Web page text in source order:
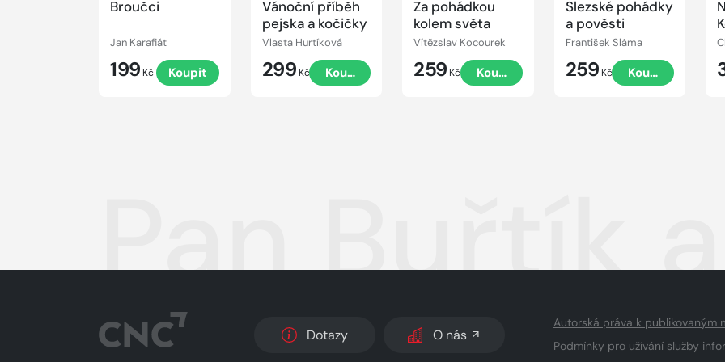
Broučci
Jan Karafiát
199 Kč Koupit
Vánoční příběh
pejska a kočičky
Vlasta Hurtíková
299 Kč Koupit
Za pohádkou
kolem světa
Vítězslav Kocourek
259 Kč Koupit
Slezské pohádky
a pověsti
František Sláma
259 Kč Koupit
Pan Buřtík
Dotazy O nás
Autorská práva k publikovaným
Podmínky pro užívání služby